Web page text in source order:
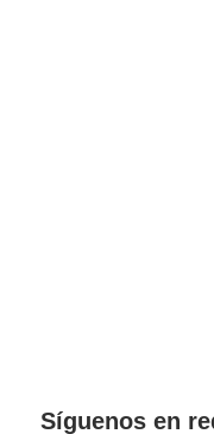
Síguenos en